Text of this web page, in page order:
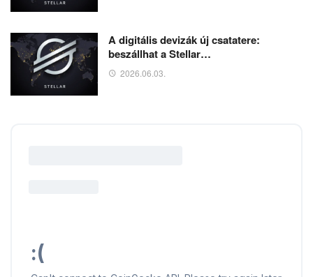
A digitális devizák új csatatere:
beszállhat a Stellar…
2026.06.03.